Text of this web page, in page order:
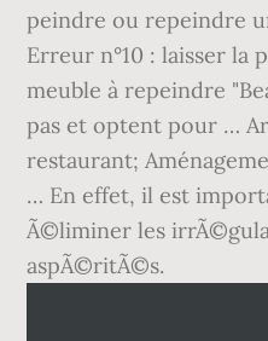
peindre ou repeindre
Erreur n°10 : laisser la
meuble à repeindre
pas et optent pour …
restaurant;
… En effet, il est
Ã©liminer les
aspÃ©ritÃ©s.